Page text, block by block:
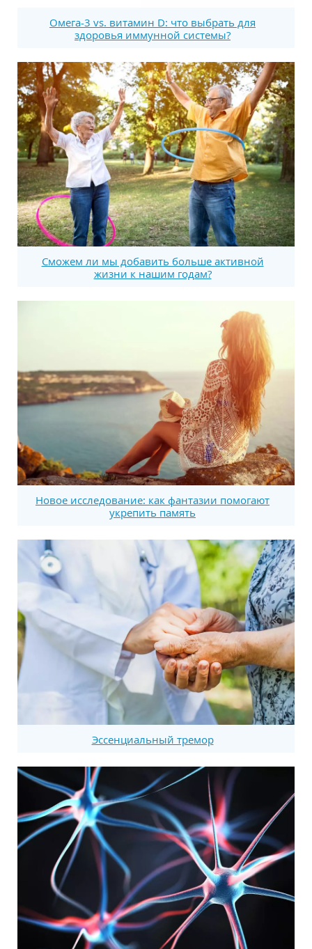
Омега-3 vs. витамин D: что выбрать для
здоровья иммунной системы?
Сможем ли мы добавить больше активной
жизни к нашим годам?
Новое исследование: как фантазии помогают
укрепить память
Эссенциальный тремор